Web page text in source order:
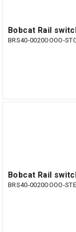
Bobcat Rail
BRS40-0020OOOO-
Bobcat Rail
BRS40-0020OOOO-